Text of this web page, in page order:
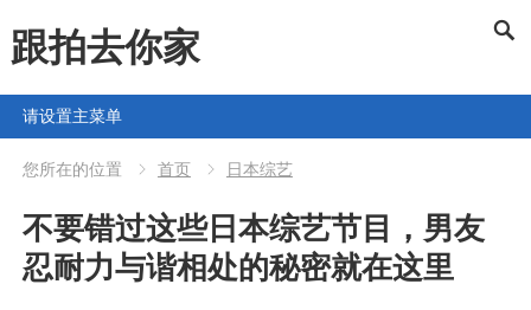
跟拍去你家
请设置主菜单
您所在的位置 首页 日本综艺
不要错过这些日本综艺节目，男友
忍耐力与谐相处的秘密就在这里